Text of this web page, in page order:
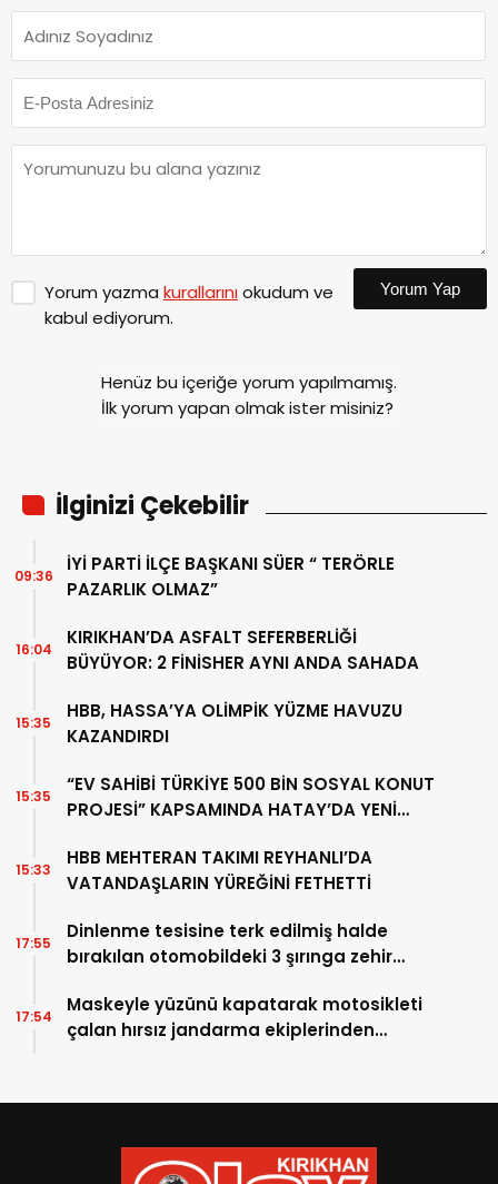
Yorum yazma kurallarınıokudum ve
kabul ediyorum.
Yorum Yap
Henüz bu içeriğe yorum yapılmamış.
İlk yorum yapan olmak ister misiniz?
İlginizi Çekebilir
İYİ PARTİ İLÇE BAŞKANI SÜER “ TERÖRLE
PAZARLIK OLMAZ”
09:36
KIRIKHAN’DA ASFALT SEFERBERLİĞİ
BÜYÜYOR: 2 FİNİSHER AYNI ANDA SAHADA
16:04
HBB, HASSA’YA OLİMPİK YÜZME HAVUZU
KAZANDIRDI
15:35
“EV SAHİBİ TÜRKİYE 500 BİN SOSYAL KONUT
PROJESİ” KAPSAMINDA HATAY’DA YENİ
15:35
HBB MEHTERAN TAKIMI REYHANLI’DA
VATANDAŞLARIN YÜREĞİNİ FETHETTİ
15:33
Dinlenme tesisine terk edilmiş halde
bırakılan otomobildeki 3 şırınga zehir
17:55
Maskeyle yüzünü kapatarak motosikleti
çalan hırsız jandarma ekiplerinden
17:54